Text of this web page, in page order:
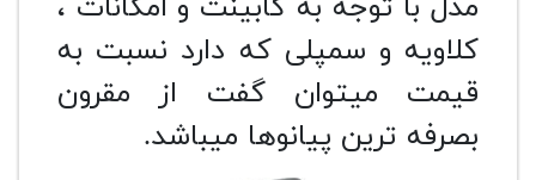
کلاویه و سمپلی که دارد نسبت به
قیمت میتوان گفت از مقرون
بصرفه ترین پیانوها میباشد.